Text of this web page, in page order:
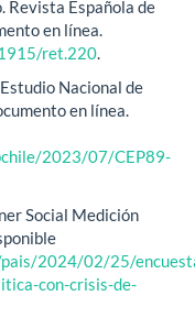
Revista Española de
en línea.
ret.220
Nacional de
en línea.
2023/07/CEP89-
Social Medición
2024/02/25/
con-crisis-de-